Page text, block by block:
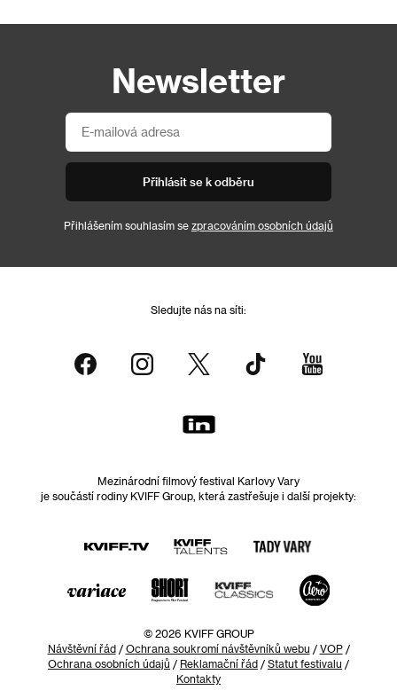
Newsletter
Přihlásit se k odběru
Přihlášením souhlasím se zpracováním osobních údajů
Sledujte nás na síti:
Mezinárodní filmový festival Karlovy Vary
je součástí rodiny KVIFF Group, která zastřešuje i další projekty:
© 2026 KVIFF GROUP
Návštěvní řád/ Ochrana soukromí návštěvníků webu / VOP/
Ochrana osobních údajů / Reklamační řád / Statut festivalu /
Kontakty